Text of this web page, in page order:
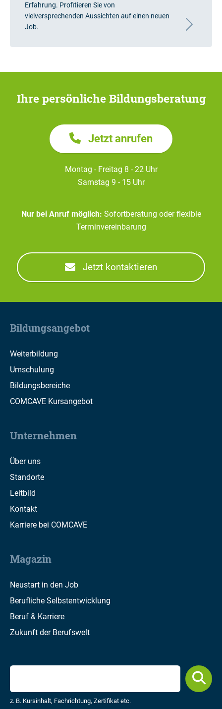
Erfahrung. Profitieren Sie von
vielversprechenden Aussichten auf einen neuen
Job.
Ihre persönliche Bildungsberatung
Jetzt anrufen
Montag - Freitag 8 - 22 Uhr
Samstag 9 - 15 Uhr
Nur bei Anruf möglich: Sofortberatung oder flexible
Terminvereinbarung
Jetzt kontaktieren
Bildungsangebot
Weiterbildung
Umschulung
Bildungsbereiche
COMCAVE Kursangebot
Unternehmen
Über uns
Standorte
Leitbild
Kontakt
Karriere bei COMCAVE
Magazin
Neustart in den Job
Berufliche Selbstentwicklung
Beruf & Karriere
Zukunft der Berufswelt
z. B. Kursinhalt, Fachrichtung, Zertifikat etc.